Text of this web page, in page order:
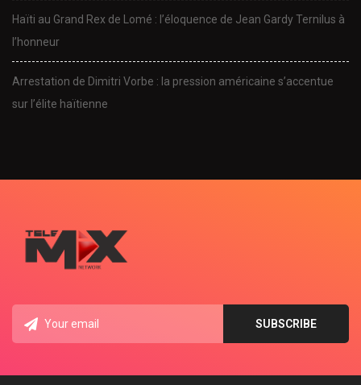
Haïti au Grand Rex de Lomé : l’éloquence de Jean Gardy Ternilus à
l’honneur
Arrestation de Dimitri Vorbe : la pression américaine s’accentue
sur l’élite haïtienne